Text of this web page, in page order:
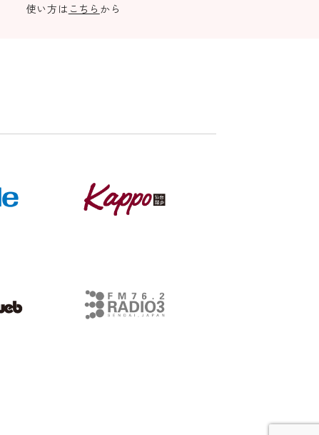
使い方は こちら から